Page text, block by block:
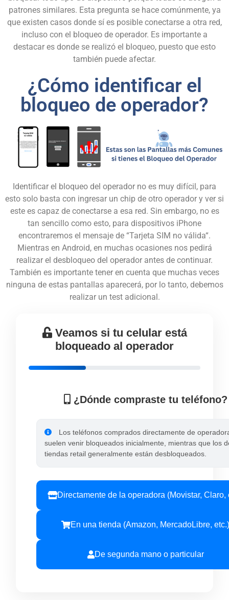
patrones similares. Esta pregunta se hace comúnmente, ya
que existen casos donde sí es posible conectarse a otra red,
incluso con el bloqueo de operador. Es importante a
destacar es donde se realizó el bloqueo, puesto que esto
también puede afectar.
¿Cómo identificar el
bloqueo de operador?
Identificar el bloqueo del operador no es muy difícil, para
esto solo basta con ingresar un chip de otro operador y ver si
este es capaz de conectarse a esa red. Sin embargo, no es
tan sencillo como esto, para dispositivos iPhone
encontraremos el mensaje de “Tarjeta SIM no válida“.
Mientras en Android, en muchas ocasiones nos pedirá
realizar el desbloqueo del operador antes de continuar.
También es importante tener en cuenta que muchas veces
ninguna de estas pantallas aparecerá, por lo tanto, debemos
realizar un test adicional.
Veamos si tu celular está
bloqueado al operador
¿Dónde compraste tu teléfono?
Los teléfonos comprados directamente de
suelen venir bloqueados inicialmente, mientras que los
tiendas retail generalmente están desbloqueados.
Directamente de la operadora (Movistar, Claro,
En una tienda (Amazon, MercadoLibre,
De segunda mano o particular